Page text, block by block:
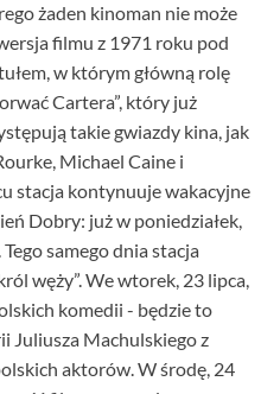
żaden kinoman nie może
filmu z 1971 roku pod
w którym główną rolę
Cartera”, który już
takie gwiazdy kina, jak
Michael Caine i
stacja kontynuuje wakacyjne
Dobry: już w poniedziałek,
samego dnia stacja
węży”. We wtorek, 23 lipca,
komedii - będzie to
Juliusza Machulskiego z
aktorów. W środę, 24